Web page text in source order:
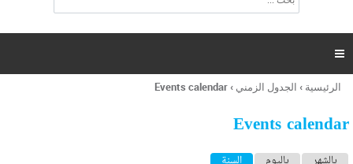
ت
ر
ل
ح
ب

أنت
هنا
الرئيسية › الجدول الزمني ›
Events calendar
Events calendar